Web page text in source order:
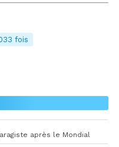
fois
après le Mondial